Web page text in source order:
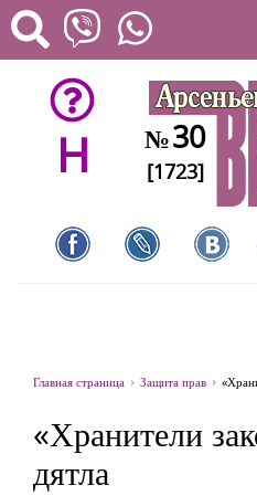
H №30
[1723]
Главная страница Защита прав
«Хранители
дятла